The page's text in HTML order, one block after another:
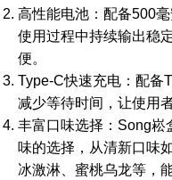
高性能电池：配备500
使用过程中持续输出稳
便。
Type-C快速充电：配备
减少等待时间，让使用
丰富口味选择：Song崧
味的选择，从清新口味
冰激淋、蜜桃乌龙等，